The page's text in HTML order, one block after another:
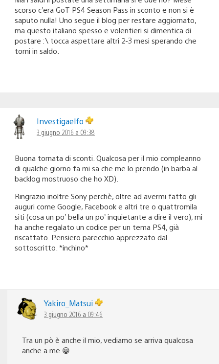
scorso c’era GoT PS4 Season Pass in sconto e non si è
saputo nulla! Uno segue il blog per restare aggiornato,
ma questo italiano spesso e volentieri si dimentica di
postare :\ tocca aspettare altri 2-3 mesi sperando che
torni in saldo.
Investigaelfo
3 giugno 2016 a 09:38
Buona tornata di sconti. Qualcosa per il mio compleanno
di qualche giorno fa mi sa che me lo prendo (in barba al
backlog mostruoso che ho XD).
Ringrazio inoltre Sony perchè, oltre ad avermi fatto gli
auguri come Google, Facebook e altri tre o quattromila
siti (cosa un po’ bella un po’ inquietante a dire il vero), mi
ha anche regalato un codice per un tema PS4, già
riscattato. Pensiero parecchio apprezzato dal
sottoscritto. *inchino*
Yakiro_Matsui
3 giugno 2016 a 09:46
Tra un pò è anche il mio, vediamo se arriva qualcosa
anche a me 😀